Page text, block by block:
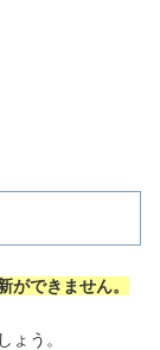
ができません。
ょう。